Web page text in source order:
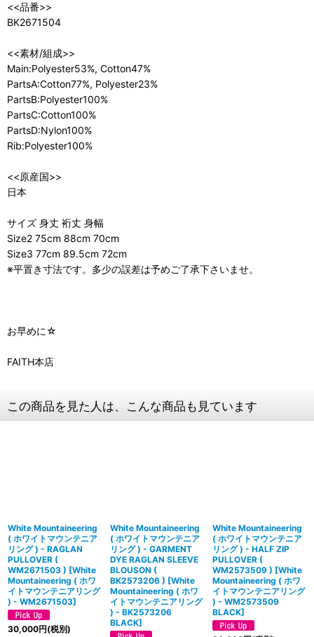
<<品番>>
BK2671504
<<素材/組成>>
Main:Polyester53%, Cotton47%
PartsA:Cotton77%, Polyester23%
PartsB:Polyester100%
PartsC:Cotton100%
PartsD:Nylon100%
Rib:Polyester100%
<<原産国>>
日本
サイズ 身丈 裄丈 身幅
Size2 75cm 88cm 70cm
Size3 77cm 89.5cm 72cm
※平置き寸法です。多少の誤差は予めご了承下さいませ。
お早めに☆
FAITH本店
この商品を見た人は、こんな商品も見ています
White Mountaineering
( ホワイトマウンテニア
リング ) - RAGLAN
PULLOVER (
WM2671503 ) [White
Mountaineering ( ホワ
イトマウンテニアリング
) - WM2671503]
30,000円(税別)
White Mountaineering
( ホワイトマウンテニア
リング ) - GARMENT
DYE RAGLAN SLEEVE
BLOUSON (
BK2573206 ) [White
Mountaineering ( ホワ
イトマウンテニアリング
) - BK2573206
BLACK]
White Mountaineering
( ホワイトマウンテニア
リング ) - HALF ZIP
PULLOVER (
WM2573509 ) [White
Mountaineering ( ホワ
イトマウンテニアリング
) - WM2573509
BLACK]